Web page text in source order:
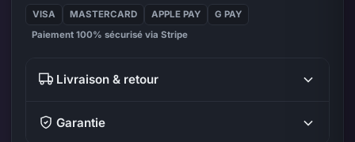
VISA MASTERCARD APPLE PAY
G PAY
Paiement 100% sécurisé via Stripe
Livraison & retour
Garantie